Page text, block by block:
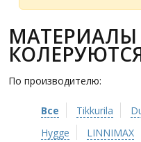
По производителю:
Все Tikkurila
Hygge
LINNIMAX